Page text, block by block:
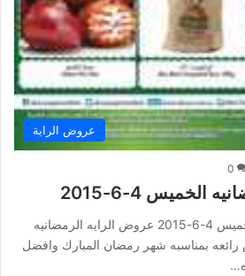
عروض الراية
0
4-6-2015
عروض الرايه الرمضانيه الخميس 4-6-2015 عروض الرايه الرمضانيه
6-2015 عروض رائعه بمناسبه شهر رمضان المبارك وافضل